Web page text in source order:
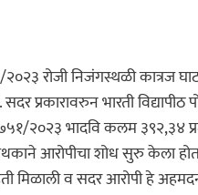
रोजी निजंगस्थळी कात्रज
भारती विद्यापीठ
२०२३ भादवि कलम ३९२,३४
आरोपीचा शोध सुरु केला
मिळाली व सदर आरोपी हे